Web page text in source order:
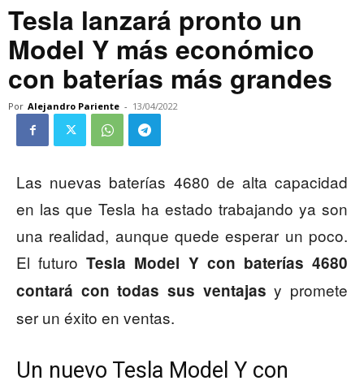
Tesla lanzará pronto un
Model Y más económico
con baterías más grandes
Por Alejandro Pariente - 13/04/2022
Las nuevas baterías 4680 de alta capacidad
en las que Tesla ha estado trabajando ya son
una realidad, aunque quede esperar un poco.
El futuroTesla Model Y con baterías 4680
contará con todas sus ventajas y promete
ser un éxito en ventas.
Un nuevo Tesla Model Y con